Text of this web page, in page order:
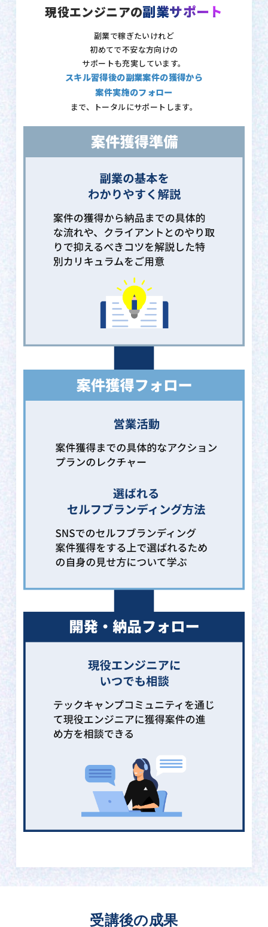
現役エンジニアの副業サポート
副業で稼ぎたいけれど
初めてで不安な方向けの
サポートも充実しています。
スキル習得後の副業案件の獲得から
案件実施のフォロー
まで、トータルにサポートします。
受講後の成果